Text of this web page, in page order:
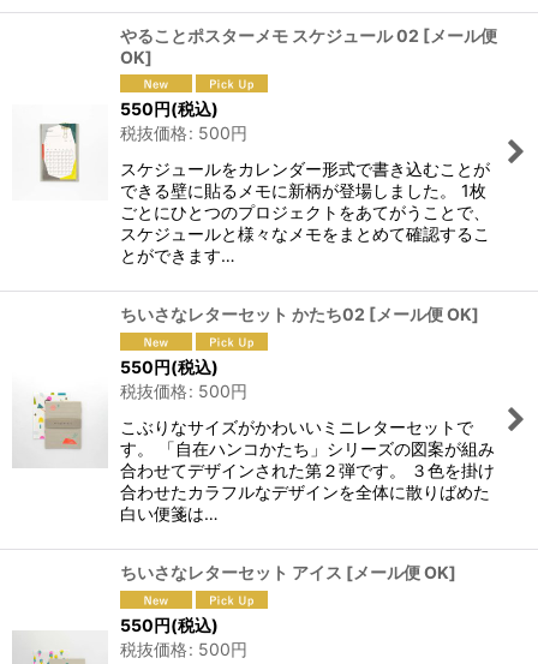
やることポスターメモ スケジュール 02 [メール便
OK]
550円(税込)
税抜価格: 500円
スケジュールをカレンダー形式で書き込むことが
できる壁に貼るメモに新柄が登場しました。 1枚
ごとにひとつのプロジェクトをあてがうことで、
スケジュールと様々なメモをまとめて確認するこ
とができます…
ちいさなレターセット かたち02 [メール便 OK]
550円(税込)
税抜価格: 500円
こぶりなサイズがかわいいミニレターセットで
す。 「自在ハンコかたち」シリーズの図案が組み
合わせてデザインされた第２弾です。 ３色を掛け
合わせたカラフルなデザインを全体に散りばめた
白い便箋は…
ちいさなレターセット アイス [メール便 OK]
550円(税込)
税抜価格: 500円